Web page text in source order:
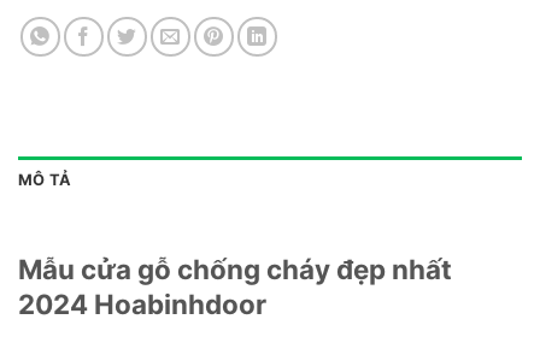
MÔ TẢ
Mẫu cửa gỗ chống cháy đẹp nhất
2024 Hoabinhdoor